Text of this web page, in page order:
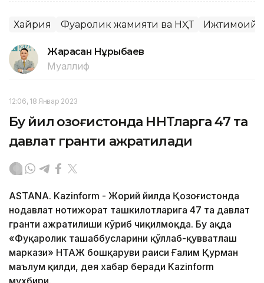
Хайрия Фуқаролик жамияти ва НҲТ Ижтимоий
Жарасқан Нұрыбаев
Муаллиф
12:06, 18 Январ 2023
Бу йил Қозоғистонда ННТларга 47 та
давлат гранти ажратилади
ASTANA. Kazinform - Жорий йилда Қозоғистонда
нодавлат нотижорат ташкилотларига 47 та давлат
гранти ажратилиши кўриб чиқилмоқда. Бу ҳақда
«Фуқаролик ташаббусларини қўллаб-қувватлаш
маркази» НТАЖ бошқаруви раиси Ғалим Қурман
маълум қилди, дея хабар беради Kazinform
мухбири.